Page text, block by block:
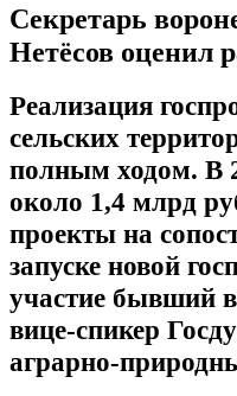
Секретарь
Нетёсов оценил
Реализация
сельских
полным ходом. В
около 1,4 млрд
проекты на
запуске новой
участие бывший
вице-спикер
аграрно-